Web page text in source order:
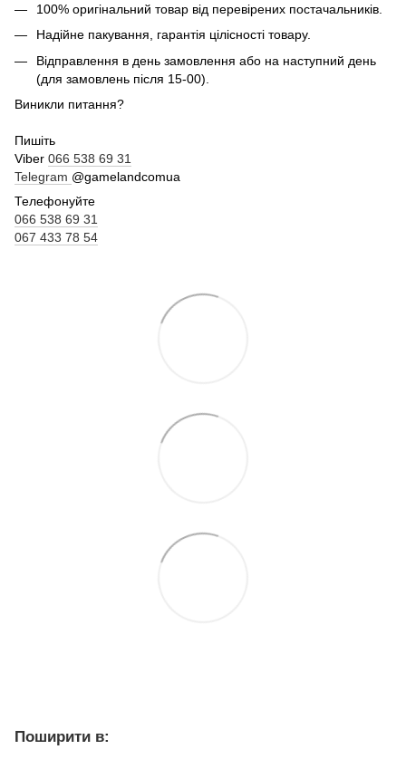
100% оригінальний товар від перевірених постачальників.
Надійне пакування, гарантія цілісності товару.
Відправлення в день замовлення або на наступний день
(для замовлень після 15-00).
Виникли питання?
Пишіть
Viber 066 538 69 31
Telegram @gamelandcomua
Телефонуйте
066 538 69 31
067 433 78 54
Поширити в: